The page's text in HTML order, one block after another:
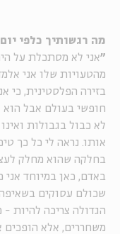
מה רגשותיך כלפי
"אני לא מסתכלת על
מהטעויות שלו אני
בזירה הפלסטינית, כי
חופשי בעולם אבל הוא
לא כבול בגבולות
אותו. נראה לי כל כך
בחלקה שהוא מחלק
באדם, כאן במיוחד
שכולם עסוקים
הגדולה צריכה
משחררים, אלא הופכים